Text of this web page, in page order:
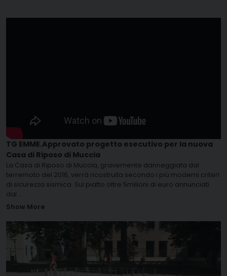
TG EMME.Approvato progetto esecutivo per la nuova
Casa di Riposo di Muccia
La Casa di Riposo di Muccia, gravemente danneggiata dal
terremoto del 2016, verrà ricostruita secondo i più moderni criteri
di sicurezza sismica. Sul piatto oltre 5milioni di euro annunciati
dal ...
Show More